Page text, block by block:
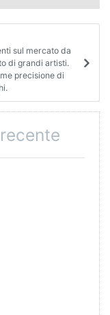
sul mercato da
di grandi artisti.
precisione di